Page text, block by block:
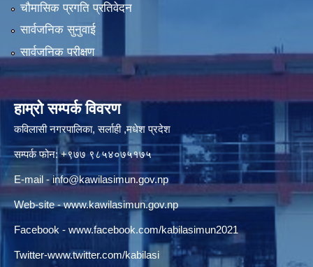
चौमासिक प्रगति प्रतिवेदन
सार्वजनिक सुनुवाई
सार्वजनिक परीक्षण
हाम्रो सम्पर्क विवरण
कविलासी नगरपालिका, सर्लाही ,मधेश प्रदेश
सम्पर्क फोन: +९७७ ९८५४०७५१७५
E-mail -info@kawilasimun.gov.np
Web-site -www.kawilasimun.gov.np
Facebook - www.facebook.com/kabilasimun2021
Twitter-www.twitter.com/kabilasi